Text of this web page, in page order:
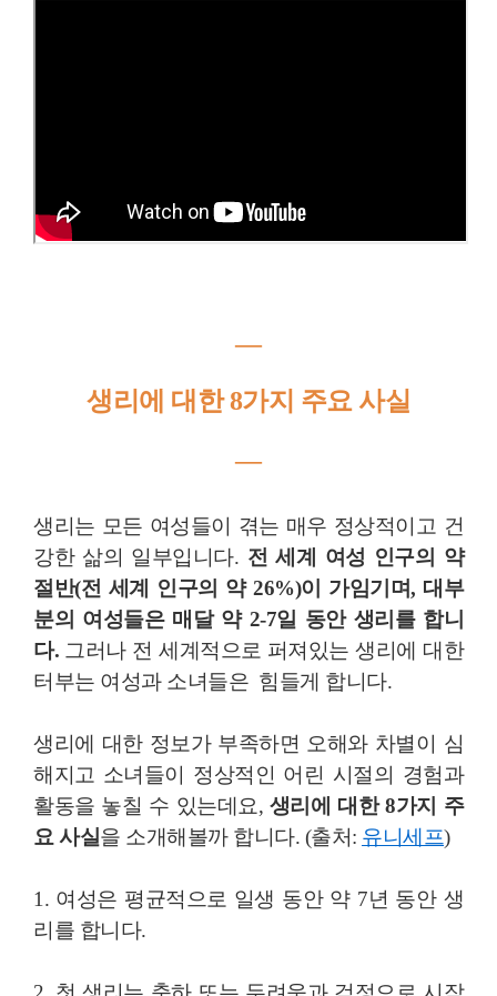
―
생리에 대한 8가지 주요 사실
―
생리는 모든 여성들이 겪는 매우 정상적이고 건
강한 삶의 일부입니다. 전 세계 여성 인구의 약
절반(전 세계 인구의 약 26%)이 가임기며, 대부
분의 여성들은 매달 약 2-7일 동안 생리를 합니
다. 그러나 전 세계적으로 퍼져있는 생리에 대한
터부는 여성과 소녀들은 힘들게 합니다.
생리에 대한 정보가 부족하면 오해와 차별이 심
해지고 소녀들이 정상적인 어린 시절의 경험과
활동을 놓칠 수 있는데요, 생리에 대한 8가지 주
요 사실을 소개해볼까 합니다. (출처: 유니세프)
1. 여성은 평균적으로 일생 동안 약 7년 동안 생
리를 합니다.